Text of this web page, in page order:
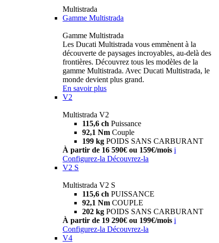
Multistrada
Gamme Multistrada
Gamme Multistrada
Les Ducati Multistrada vous emmènent à la
découverte de paysages incroyables, au-delà des
frontières. Découvrez tous les modèles de la
gamme Multistrada. Avec Ducati Multistrada, le
monde devient plus grand.
En savoir plus
V2
Multistrada V2
115,6 ch Puissance
92,1 Nm Couple
199 kg POIDS SANS CARBURANT
À partir de 16 590€ ou 159€/mois i
Configurez-la Découvrez-la
V2 S
Multistrada V2 S
115,6 ch PUISSANCE
92,1 Nm COUPLE
202 kg POIDS SANS CARBURANT
À partir de 19 290€ ou 199€/mois i
Configurez-la Découvrez-la
V4